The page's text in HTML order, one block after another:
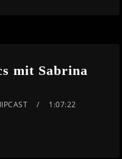
mit Sabrina
1:07:22